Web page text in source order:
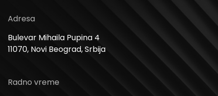
Adresa
Bulevar Mihaila Pupina 4
11070, Novi Beograd, Srbija
Radno vreme